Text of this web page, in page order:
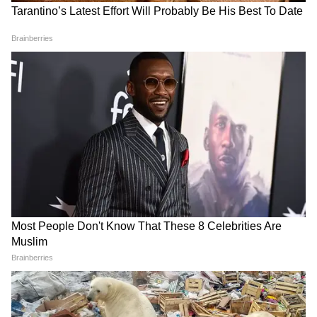
विभिन्न क्षेत्रों में कौशल की जरूरतों पर प्रेजेंटेशन
कार्यक्रम के दौरान, विशेषज्ञों ने राज्य और केंद्र सरकारों की
विभिन्न कल्याणकारी योजनाओं पर प्रेजेंटेशन दिए।
इलेक्ट्रॉनिक्स सेक्टर स्किल्स काउंसिल ऑफ इंडिया
(ESSCI), ऑटोमोटिव स्किल्स डेवलपमेंट काउंसिल
(ASDC) और लॉजिस्टिक्स सेक्टर स्किल काउंसिल
(LSC) के प्रतिनिधियों ने उद्योग की कौशल
आवश्यकताओं, उभरते रोजगार के अवसरों, उद्योग-उन्मुख
News (राष्ट्रीय समाचार) and breaking Hindi News
headlines from India on Asianet News Hindi.